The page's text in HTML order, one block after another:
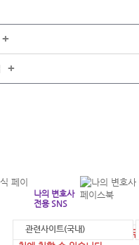
+
+
나의 변호사
전용 SNS
본 홈페이지에 게시된 정보를
관련사이트(국내)